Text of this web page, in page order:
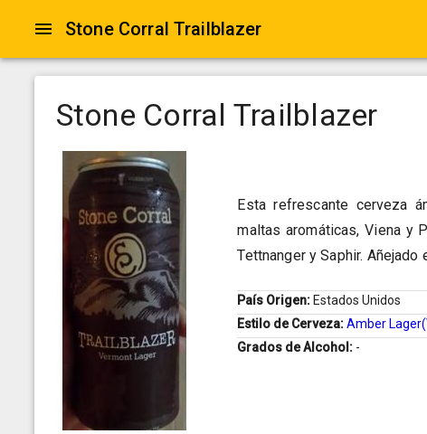
Stone Corral Trailblazer
Stone Corral Trailblazer
Esta refrescante cerveza
maltas aromáticas, Viena y
Tettnanger y Saphir.
País Origen: Estados Unidos
Estilo de Cerveza:Amber
Grados de Alcohol: -